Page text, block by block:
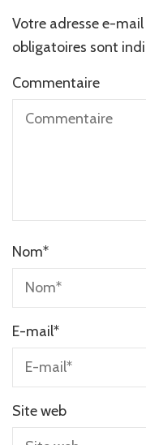
Votre adresse e-mail
obligatoires sont
Commentaire
Nom*
E-mail*
Site web